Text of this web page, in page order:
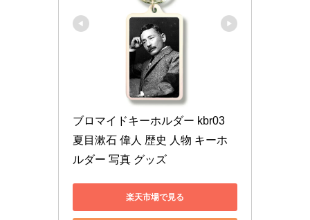
ブロマイドキーホルダー kbr03
夏目漱石 偉人 歴史 人物 キーホ
ルダー 写真 グッズ
楽天市場で見る